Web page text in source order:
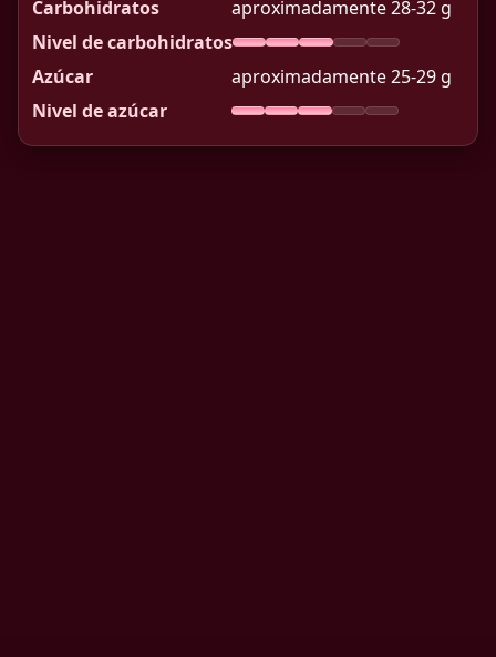
Carbohidratos
aproximadamente 28-32 g
Nivel de carbohidratos
Azúcar
aproximadamente 25-29 g
Nivel de azúcar